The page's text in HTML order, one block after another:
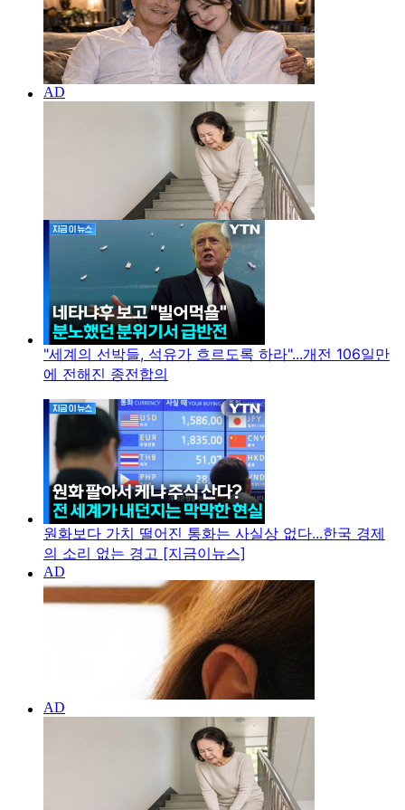
"세계의 선박들, 석유가 흐르도록 하라"...개전 106일만
에 전해진 종전합의
원화보다 가치 떨어진 통화는 사실상 없다...한국 경제
의 소리 없는 경고 [지금이뉴스]